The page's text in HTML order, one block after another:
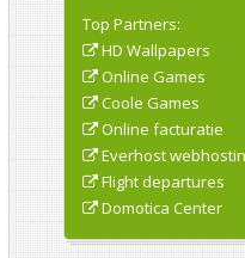
Top Partners:
HD Wallpapers
Online Games
Coole Games
Online facturatie
Everhost
Flight departures
Domotica Center